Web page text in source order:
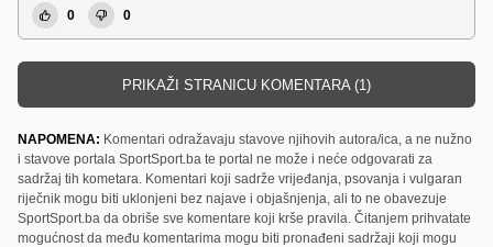
0 0
PRIKAŽI STRANICU KOMENTARA (1)
NAPOMENA: Komentari odražavaju stavove njihovih autora/ica, a ne nužno
i stavove portala SportSport.ba te portal ne može i neće odgovarati za
sadržaj tih kometara. Komentari koji sadrže vrijeđanja, psovanja i vulgaran
riječnik mogu biti uklonjeni bez najave i objašnjenja, ali to ne obavezuje
SportSport.ba da obriše sve komentare koji krše pravila. Čitanjem prihvatate
mogućnost da među komentarima mogu biti pronađeni sadržaji koji mogu